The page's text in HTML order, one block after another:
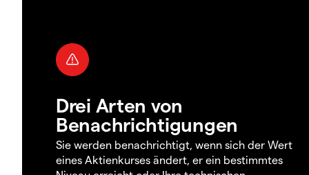
Drei Arten von
Benachrichtigungen
Sie werden benachrichtigt, wenn sich der Wert
eines Aktienkurses ändert, er ein bestimmtes